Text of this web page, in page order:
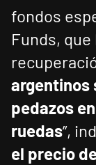
fondos
Funds, que
argentinos
pedazos
ruedas”,
el precio